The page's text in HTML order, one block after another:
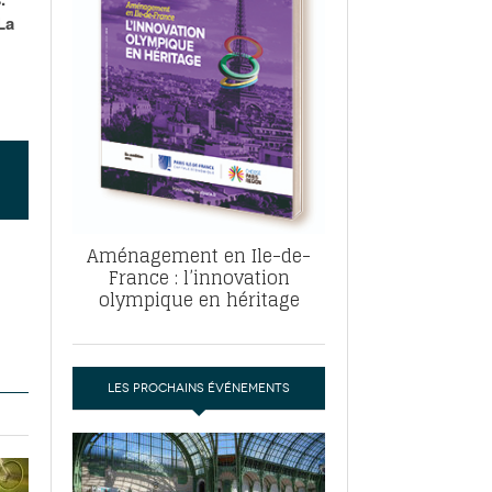
pour
ABF, ZAC : F. Vauglin détaille sa
l’urbanisme parisien- 17
de la tech et de la finance
marché de la location de luxe-
Aménagement en Ile-de-
France : l’innovation
olympique en héritage
LES PROCHAINS ÉVÉNEMENTS